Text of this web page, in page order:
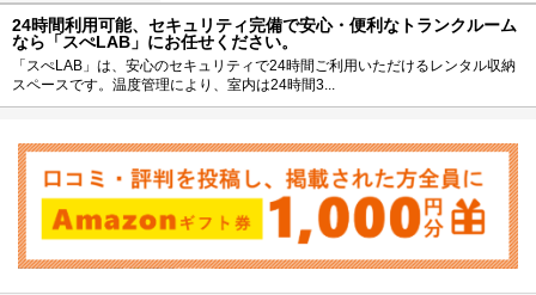
24時間利用可能、セキュリティ完備で安心・便利なトランクルーム
なら「スぺLAB」にお任せください。
「スぺLAB」は、安心のセキュリティで24時間ご利用いただけるレンタル収納
スペースです。温度管理により、室内は24時間3...